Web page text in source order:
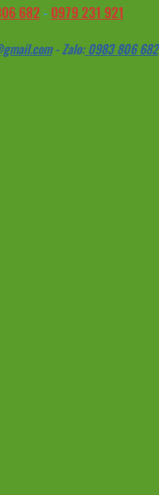
682- 0979 231 921
- Zalo:0983 806 682